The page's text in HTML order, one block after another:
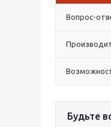
Вопрос-
Будьте